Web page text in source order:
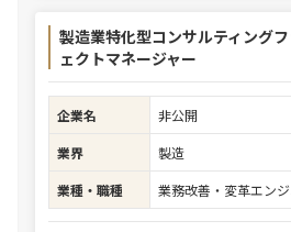
製造業特化型コンサルティング
ェクトマネージャー
企業名
非公開
業界
製造
業種・職種
業務改善・変革エン